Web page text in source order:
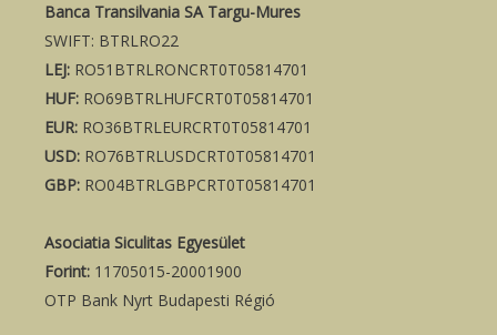
Banca Transilvania SA Targu-Mures
SWIFT: BTRLRO22
LEJ: RO51BTRLRONCRT0T05814701
HUF: RO69BTRLHUFCRT0T05814701
EUR: RO36BTRLEURCRT0T05814701
USD: RO76BTRLUSDCRT0T05814701
GBP: RO04BTRLGBPCRT0T05814701
Asociatia Siculitas Egyesület
Forint: 11705015-20001900
OTP Bank Nyrt Budapesti Régió